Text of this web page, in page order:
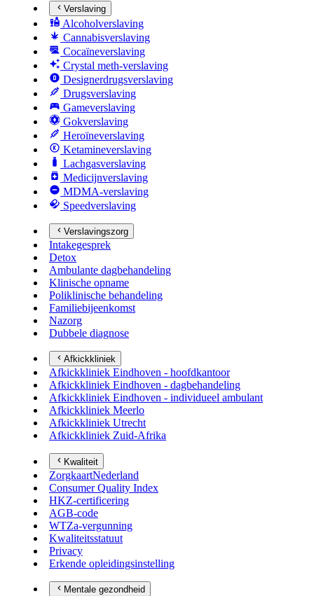
Verslaving
Alcoholverslaving
Cannabisverslaving
Cocaïneverslaving
Crystal meth-verslaving
Designerdrugsverslaving
Drugsverslaving
Gameverslaving
Gokverslaving
Heroïneverslaving
Ketamineverslaving
Lachgasverslaving
Medicijnverslaving
MDMA-verslaving
Speedverslaving
Verslavingszorg
Intakegesprek
Detox
Ambulante dagbehandeling
Klinische opname
Poliklinische behandeling
Familiebijeenkomst
Nazorg
Dubbele diagnose
Afkickkliniek
Afkickkliniek Eindhoven - hoofdkantoor
Afkickkliniek Eindhoven - dagbehandeling
Afkickkliniek Eindhoven - individueel ambulant
Afkickkliniek Meerlo
Afkickkliniek Utrecht
Afkickkliniek Zuid-Afrika
Kwaliteit
ZorgkaartNederland
Consumer Quality Index
HKZ-certificering
AGB-code
WTZa-vergunning
Kwaliteitsstatuut
Privacy
Erkende opleidingsinstelling
Mentale gezondheid